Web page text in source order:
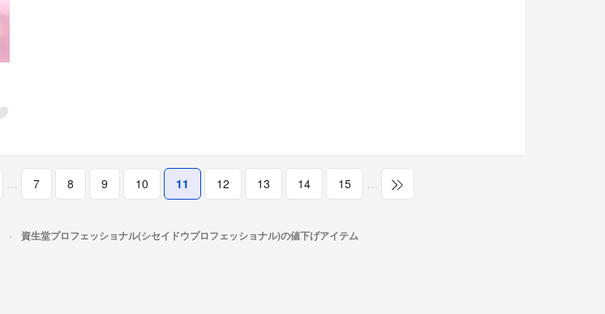
7 8 9 10 11 12 13 14 15
資生堂プロフェッショナル(シセイドウプロフェッショナル)の値下げアイテム